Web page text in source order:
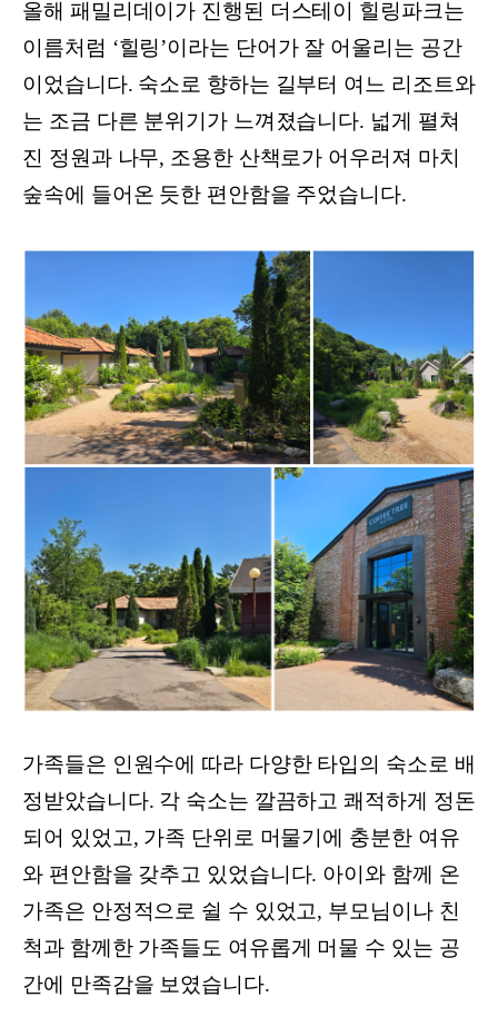
올해 패밀리데이가 진행된 더스테이 힐링파크는
이름처럼 ‘힐링’이라는 단어가 잘 어울리는 공간
이었습니다. 숙소로 향하는 길부터 여느 리조트와
는 조금 다른 분위기가 느껴졌습니다. 넓게 펼쳐
진 정원과 나무, 조용한 산책로가 어우러져 마치
숲속에 들어온 듯한 편안함을 주었습니다.
가족들은 인원수에 따라 다양한 타입의 숙소로 배
정받았습니다. 각 숙소는 깔끔하고 쾌적하게 정돈
되어 있었고, 가족 단위로 머물기에 충분한 여유
와 편안함을 갖추고 있었습니다. 아이와 함께 온
가족은 안정적으로 쉴 수 있었고, 부모님이나 친
척과 함께한 가족들도 여유롭게 머물 수 있는 공
간에 만족감을 보였습니다.